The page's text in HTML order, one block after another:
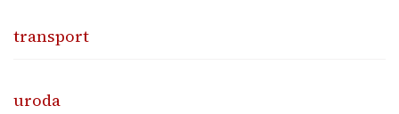
transport
uroda